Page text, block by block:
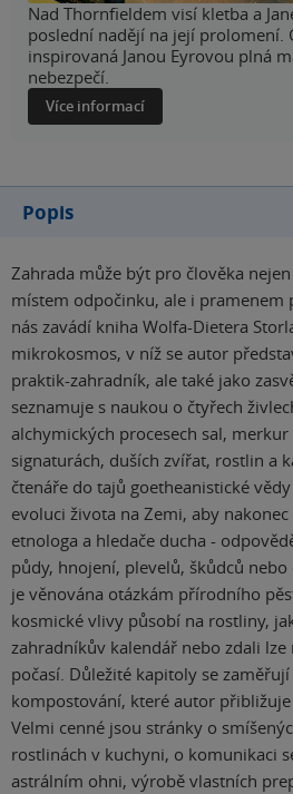
Nad Thornfieldem visí kletba a
poslední nadějí na její prolomení.
inspirovaná Janou Eyrovou plná
nebezpečí.
Více informací
Popis
Zahrada může být pro člověka
místem odpočinku, ale i pramenem
nás zavádí kniha Wolfa-Dietera
mikrokosmos, v níž se autor
praktik-zahradník, ale také jako
seznamuje s naukou o čtyřech
alchymických procesech sal,
signaturách, duších zvířat, rostlin a
čtenáře do tajů goetheanistické
evoluci života na Zemi, aby
etnologa a hledače ducha -
půdy, hnojení, plevelů, škůdců
je věnována otázkám přírodního
kosmické vlivy působí na rostliny,
zahradníkův kalendář nebo zdali
počasí. Důležité kapitoly se
kompostování, které autor
Velmi cenné jsou stránky o
rostlinách v kuchyni, o komunikaci
astrálním ohni, výrobě vlastních